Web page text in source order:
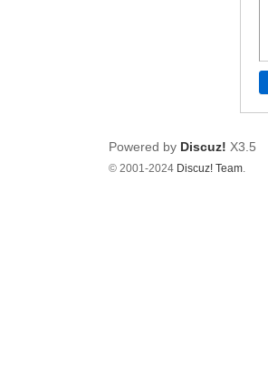
Powered by Discuz! X3.5
© 2001-2024 Discuz! Team.